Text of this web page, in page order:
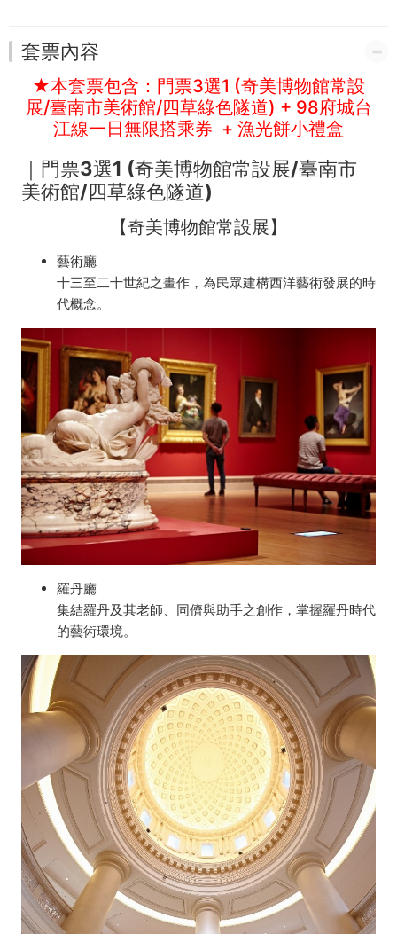
98
城
台
江
無
限
搭
乘
券
(贈
漁
光
禮
盒)
台
南
輕
鬆
遊
套票內容
★本套票包含：門票3選1 (奇美博物館常設
展/臺南市美術館/四草綠色隧道) + 98府城台
江線一日無限搭乘券 + 漁光餅小禮盒
｜ 門票3選1 (奇美博物館常設展/臺南市
美術館/四草綠色隧道)
【奇美博物館常設展】
藝術廳
十三至二十世紀之畫作，為民眾建構西洋藝術發展的時
代概念。
羅丹廳
集結羅丹及其老師、同儕與助手之創作，掌握羅丹時代
的藝術環境。